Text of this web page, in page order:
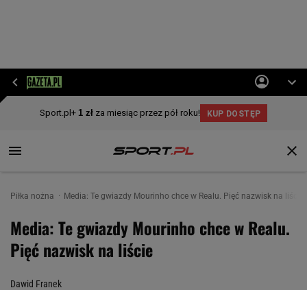
Piłka nożna Media: Te gwiazdy Mourinho chce w Realu. Pięć nazwisk na liście
Media: Te gwiazdy Mourinho chce w Realu.
Pięć nazwisk na liście
Dawid Franek